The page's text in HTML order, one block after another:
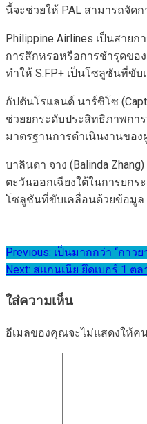
นี้จะช่วยให้ PAL สามารถจัด
Philippine Airlines เป็นสาย
การสึกหรอหรือการชำรุดขอ
ทำให้ S.FP+ เป็นโซลูชันที่ขั
กัปตันโรแลนด์ นาร์ซิโซ
ช่วยยกระดับประสิทธิภาพกา
มาตรฐานการดำเนินงานของ
บาลินดา จาง (Balinda
ตะวันออกเฉียงใต้ในการยก
โซลูชันที่ขับเคลื่อนด้วยข้อมูล
แนะแนว
เรื่อง
Previous: เป็นมากกว่า “กาว
Next: สแกนเนีย ยึดเบอร์ 1 ต
ใส่ความเห็น
อีเมลของคุณจะไม่แสดงให้ค